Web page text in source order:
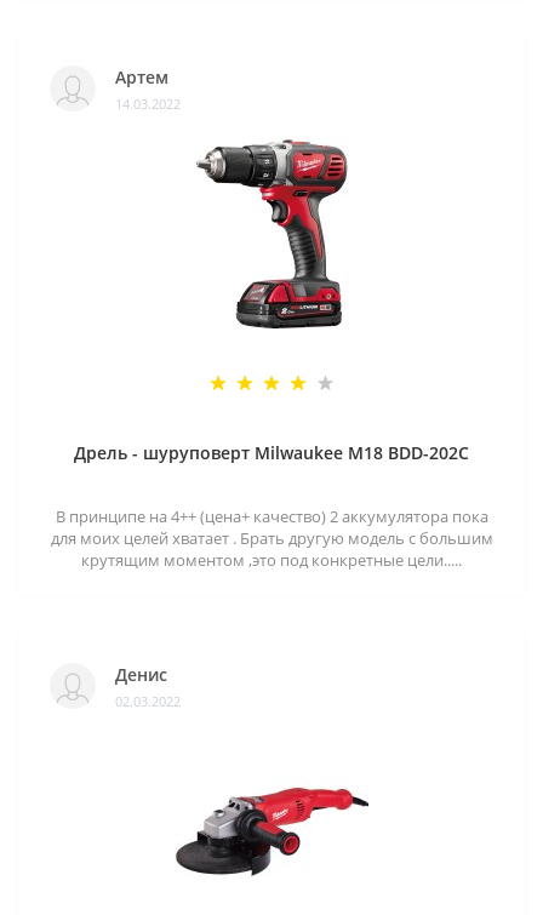
Артем
14.03.2022
Дрель - шуруповерт Milwaukee M18 BDD-202C
В принципе на 4++ (цена+ качество) 2 аккумулятора пока
для моих целей хватает . Брать другую модель с большим
крутящим моментом ,это под конкретные цели.....
Денис
02.03.2022